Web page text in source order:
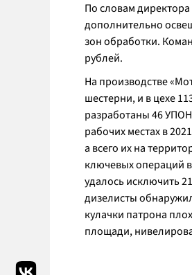
По словам директора
дополнительно
зон обработки.
рублей.
На производстве
шестерни, и в цехе
разработаны 46
рабочих местах в
а всего их на
ключевых операций
удалось исключить
дизелисты
кулачки патрона
площади,